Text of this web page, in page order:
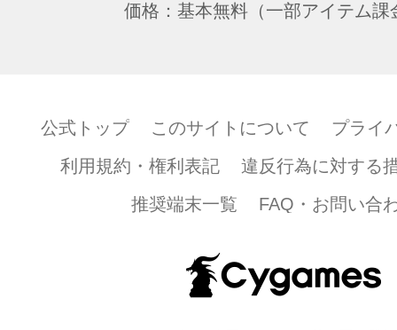
価格：基本無料（一部アイテム課
公式トップ このサイトについて
プライ
利用規約・権利表記
違反行為に対する
推奨端末一覧
FAQ・お問い合